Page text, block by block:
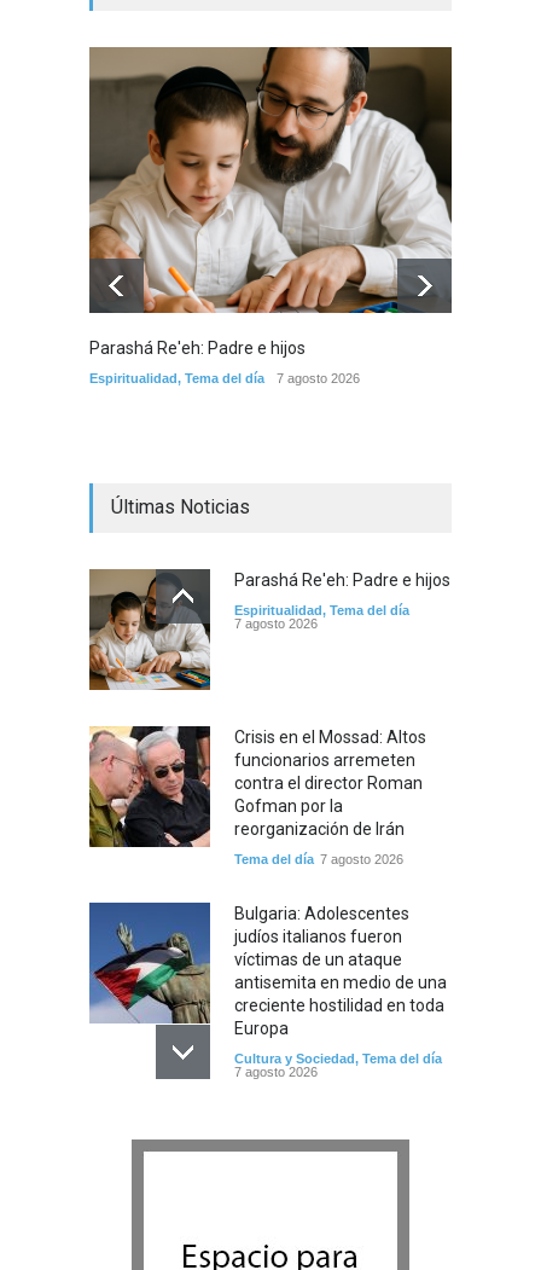
Parashá Re'eh: Padre e hijos
Espiritualidad, Tema del día 7 agosto 2026
Últimas Noticias
Parashá Re'eh: Padre e hijos
Espiritualidad, Tema del día
7 agosto 2026
Crisis en el Mossad: Altos
funcionarios arremeten
contra el director Roman
Gofman por la
reorganización de Irán
Tema del día 7 agosto 2026
Bulgaria: Adolescentes
judíos italianos fueron
víctimas de un ataque
antisemita en medio de una
creciente hostilidad en toda
Europa
Cultura y Sociedad, Tema del día
7 agosto 2026
Jenin después de que un